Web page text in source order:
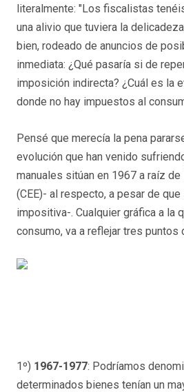
literalmente: "Los fiscalistas
una alivio que tuviera la
bien, rodeado de anuncios de
inmediata: ¿Qué pasaría si de
imposición indirecta? ¿Cuál es la
donde no hay impuestos al
Pensé que merecía la pena
evolución que han venido
manuales sitúan en 1967 a raíz
(CEE)- al respecto, a pesar de
impositiva-. Cualquier gráfica a la
consumo, va a reflejar tres puntos
1º) 1967-1977: Podríamos
determinados bienes tenían un